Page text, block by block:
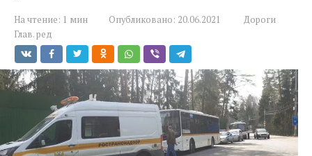
На чтение: 1 мин Опубликовано: 20.06.2021
Дороги
Глав. ред